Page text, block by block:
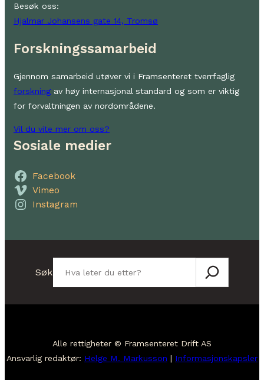
Besøk oss:
Hjalmar Johansens gate 14, Tromsø
Forskningssamarbeid
Gjennom samarbeid utøver vi i Framsenteret tverrfaglig
forskning av høy internasjonal standard og som er viktig
for forvaltningen av nordområdene.
Vil du vite mer om oss?
Sosiale medier
Facebook
Vimeo
Instagram
Søk
Alle rettigheter © Framsenteret Drift AS
Ansvarlig redaktør: Helge M. Markusson | Informasjonskapsler